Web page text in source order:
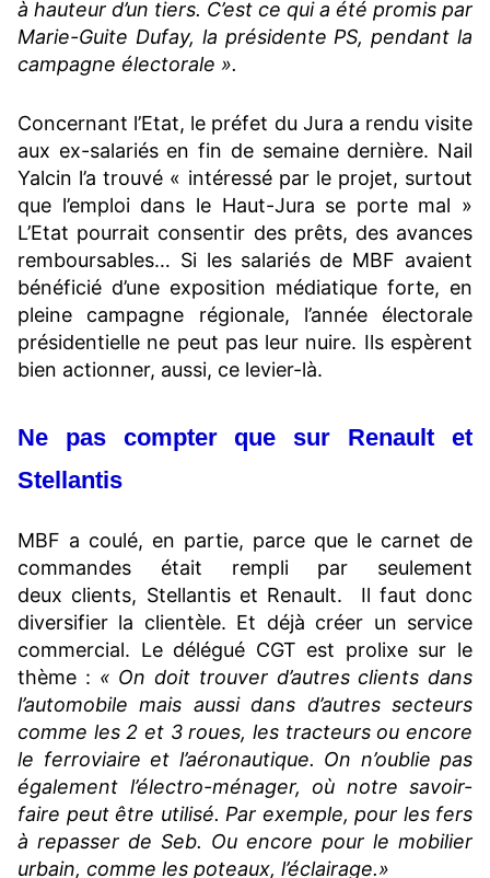
à hauteur d’un tiers. C’est ce qui a été promis par
Marie-Guite Dufay, la présidente PS, pendant la
campagne électorale ».
Concernant l’Etat, le préfet du Jura a rendu visite
aux ex-salariés en fin de semaine dernière. Nail
Yalcin l’a trouvé « intéressé par le projet, surtout
que l’emploi dans le Haut-Jura se porte mal »
L’Etat pourrait consentir des prêts, des avances
remboursables… Si les salariés de MBF avaient
bénéficié d’une exposition médiatique forte, en
pleine campagne régionale, l’année électorale
présidentielle ne peut pas leur nuire. Ils espèrent
bien actionner, aussi, ce levier-là.
Ne pas compter que sur Renault et
Stellantis
MBF a coulé, en partie, parce que le carnet de
commandes était rempli par seulement
deux clients, Stellantis et Renault. Il faut donc
diversifier la clientèle. Et déjà créer un service
commercial. Le délégué CGT est prolixe sur le
thème : « On doit trouver d’autres clients dans
l’automobile mais aussi dans d’autres secteurs
comme les 2 et 3 roues, les tracteurs ou encore
le ferroviaire et l’aéronautique. On n’oublie pas
également l’électro-ménager, où notre savoir-
faire peut être utilisé. Par exemple, pour les fers
à repasser de Seb. Ou encore pour le mobilier
urbain, comme les poteaux, l’éclairage.»